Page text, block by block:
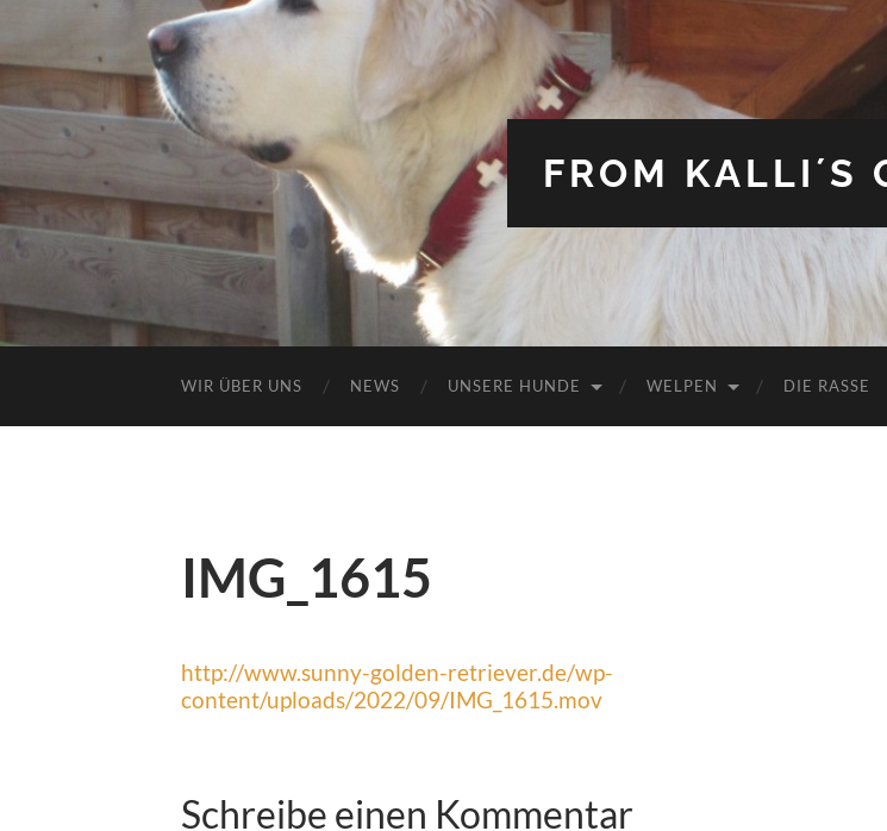
FROM KALLI´S
WIR ÜBER UNS NEWS UNSERE HUNDE WELPEN DIE RASSE
IMG_1615
http://www.sunny-golden-retriever.de/wp-
content/uploads/2022/09/IMG_1615.mov
Schreibe einen Kommentar